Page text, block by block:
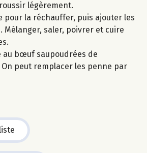
légèrement.
pour la réchauffer, puis ajouter les
Mélanger, saler, poivrer et cuire
au bœuf saupoudrées de
peut remplacer les penne par